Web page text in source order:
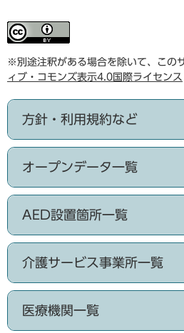
※別途注釈がある場合を除いて、この
ィブ・コモンズ表示4.0国際ライセンス
方針・利用規約など
オープンデータ一覧
AED設置箇所一覧
介護サービス事業所一覧
医療機関一覧